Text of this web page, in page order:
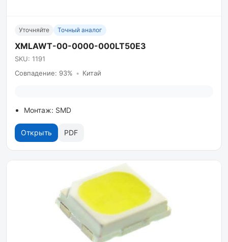
Уточняйте Точный аналог
XMLAWT-00-0000-000LT50E3
SKU: 1191
Совпадение: 93% • Китай
Монтаж: SMD
Открыть PDF